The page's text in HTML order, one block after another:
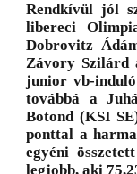
Rendkívül jól
libereci
Dobrovitz
Závory Szilárd
junior vb-
továbbá a
Botond (KSI
ponttal a
egyéni
legjobb, aki